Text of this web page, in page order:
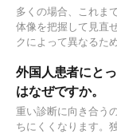
多くの場合、これま
体像を把握して見直
クによって異なるた
外国人患者にと
はなぜですか。
重い診断に向き合う
ちにくくなります。